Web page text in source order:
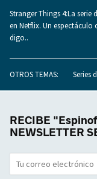
Stranger Things 4:La
en Netflix. Un
digo..
OTROS TEMAS: Series
RECIBE
NEWSLETTER